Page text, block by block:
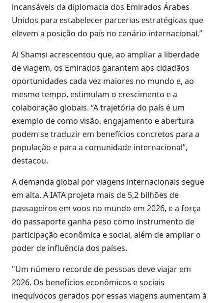
incansáveis da diplomacia dos Emirados Árabes
Unidos para estabelecer parcerias estratégicas que
elevem a posição do país no cenário internacional.”
Al Shamsi acrescentou que, ao ampliar a liberdade
de viagem, os Emirados garantem aos cidadãos
oportunidades cada vez maiores no mundo e, ao
mesmo tempo, estimulam o crescimento e a
colaboração globais. “A trajetória do país é um
exemplo de como visão, engajamento e abertura
podem se traduzir em benefícios concretos para a
população e para a comunidade internacional”,
destacou.
A demanda global por viagens internacionais segue
em alta. A IATA projeta mais de 5,2 bilhões de
passageiros em voos no mundo em 2026, e a força
do passaporte ganha peso como instrumento de
participação econômica e social, além de ampliar o
poder de influência dos países.
"Um número recorde de pessoas deve viajar em
2026. Os benefícios econômicos e sociais
inequívocos gerados por essas viagens aumentam à